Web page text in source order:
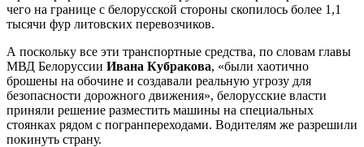
чего на границе с белорусской стороны скопилось более 1,1
тысячи фур литовских перевозчиков.
А поскольку все эти транспортные средства, по словам главы
МВД Белоруссии Ивана Кубракова, «были хаотично
брошены на обочине и создавали реальную угрозу для
безопасности дорожного движения», белорусские власти
приняли решение разместить машины на специальных
стоянках рядом с погранпереходами. Водителям же разрешили
покинуть страну.